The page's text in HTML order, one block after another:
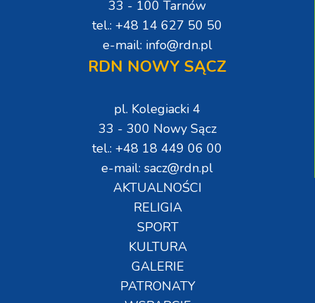
33 - 100 Tarnów
tel.: +48 14 627 50 50
e-mail: info@rdn.pl
RDN NOWY SĄCZ
pl. Kolegiacki 4
33 - 300 Nowy Sącz
tel.: +48 18 449 06 00
e-mail: sacz@rdn.pl
AKTUALNOŚCI
RELIGIA
SPORT
KULTURA
GALERIE
PATRONATY